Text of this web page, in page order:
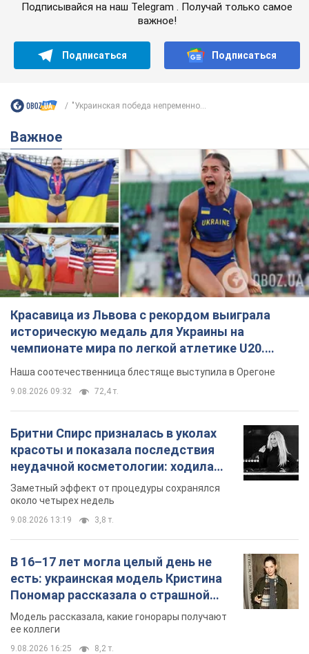
Подписывайся на наш Telegram . Получай только самое
важное!
Подписаться Подписаться
"Украинская победа непременно...
Важное
Красавица из Львова с рекордом выиграла
историческую медаль для Украины на
чемпионате мира по легкой атлетике U20.
Видео
Наша соотечественница блестяще выступила в Орегоне
9.08.2026 09:32 72,4 т.
Бритни Спирс призналась в уколах
красоты и показала последствия
неудачной косметологии: ходила
так почти месяц
Заметный эффект от процедуры сохранялся
около четырех недель
9.08.2026 13:19 3,8 т.
В 16–17 лет могла целый день не
есть: украинская модель Кристина
Пономар рассказала о страшной
стороне модельной карьеры
Модель рассказала, какие гонорары получают
ее коллеги
9.08.2026 16:25 8,2 т.